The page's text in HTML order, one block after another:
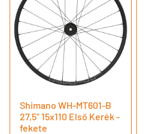
Shimano WH-MT601-B
27,5" 15x110 Első Kerék -
fekete